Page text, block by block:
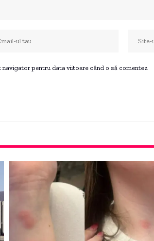
navigator pentru data viitoare când o să comentez.